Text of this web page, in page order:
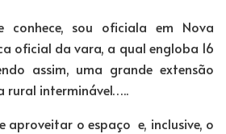
conhece, sou oficiala em Nova
oficial da vara, a qual engloba 16
assim, uma grande extensão
rural interminável…..
aproveitar o espaço e, inclusive, o